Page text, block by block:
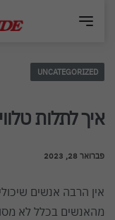
UNCATEGORIZED
איך לתלות
פברואר 28, 2023
אין הרבה אנשים
מהאנשים בכלל לא